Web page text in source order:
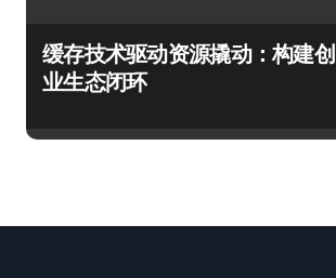
缓存技术驱动资源撬动：构建创
业生态闭环